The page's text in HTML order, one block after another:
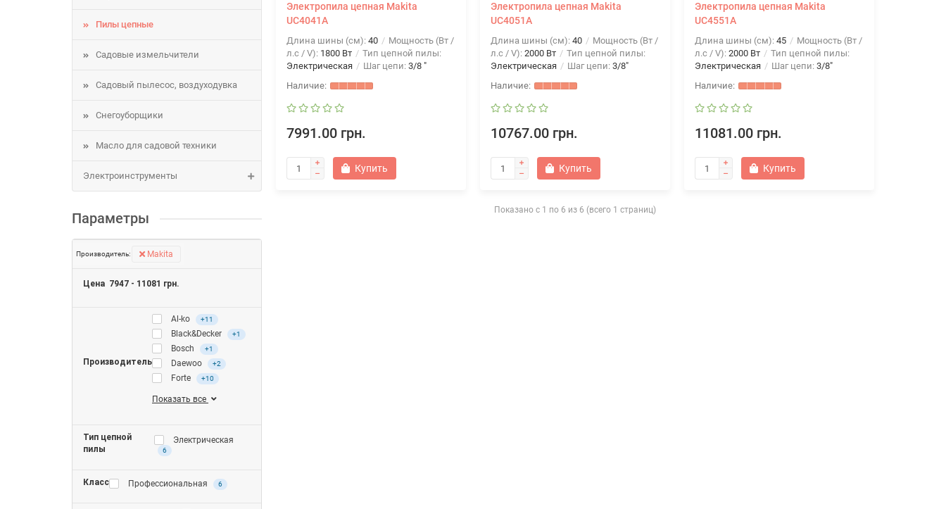
Пилы цепные
Садовые измельчители
Садовый пылесос, воздуходувка
Снегоуборщики
Масло для садовой техники
Электроинструменты
Параметры
Производитель: Makita
Цена 7947 - 11081 грн.
Производитель
Al-ko +11
Black&Decker +1
Bosch +1
Daewoo +2
Forte +10
Показать все
Тип цепной
пилы
Электрическая
6
Класс Профессиональная 6
Электропила цепная Makita
UC4041A
Длина шины (см): 40
Мощность (Вт /
л.с / V): 1800 Вт
Тип цепной пилы:
Электрическая
Шаг цепи: 3/8 "
7991.00 грн.
Купить
Электропила цепная Makita
UC4051A
Длина шины (см): 40
Мощность (Вт /
л.с / V): 2000 Вт
Тип цепной пилы:
Электрическая
Шаг цепи: 3/8"
10767.00 грн.
Купить
Электропила цепная Makita
UC4551A
Длина шины (см): 45
Мощность (Вт /
л.с / V): 2000 Вт
Тип цепной пилы:
Электрическая
Шаг цепи: 3/8"
11081.00 грн.
Купить
Показано с 1 по 6 из 6 (всего 1 страниц)